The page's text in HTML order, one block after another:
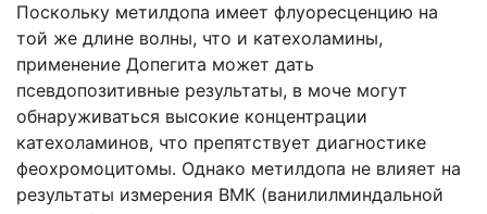
Поскольку метилдопа имеет флуоресценцию на
той же длине волны, что и катехоламины,
применение Допегита может дать
псевдопозитивные результаты, в моче могут
обнаруживаться высокие концентрации
катехоламинов, что препятствует диагностике
феохромоцитомы. Однако метилдопа не влияет на
результаты измерения ВМК (ванилилминдальной